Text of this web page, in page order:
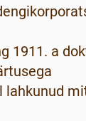
1911. a
lahkunud